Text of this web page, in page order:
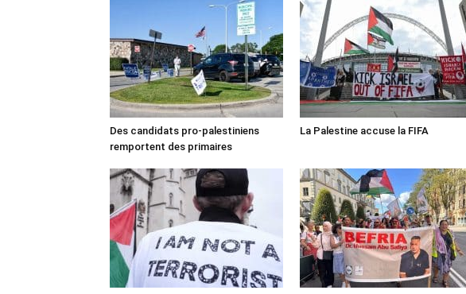
Des candidats pro-palestiniens
remportent des primaires
La Palestine accuse la FIFA